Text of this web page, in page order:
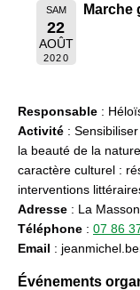
SAM
22
AOÛT
2020
Marche
Responsable :
Activité :
la beauté de la
caractère culturel :
interventions
Adresse : La
Téléphone : 07 86
Email :
Événements